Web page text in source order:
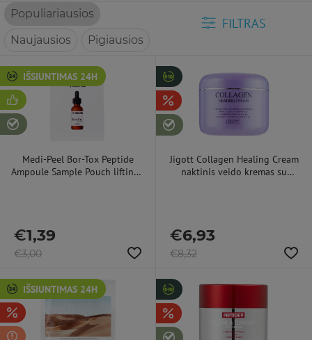
Populiariausios
Naujausios
Pigiausios
FILTRAS
IŠSIUNTIMAS 24H
Medi-Peel Bor-Tox Peptide
Ampoule Sample Pouch liftingo
€1,39
€3,00
Jigott Collagen Healing Cream
naktinis veido kremas su
€6,93
€8,32
IŠSIUNTIMAS 24H